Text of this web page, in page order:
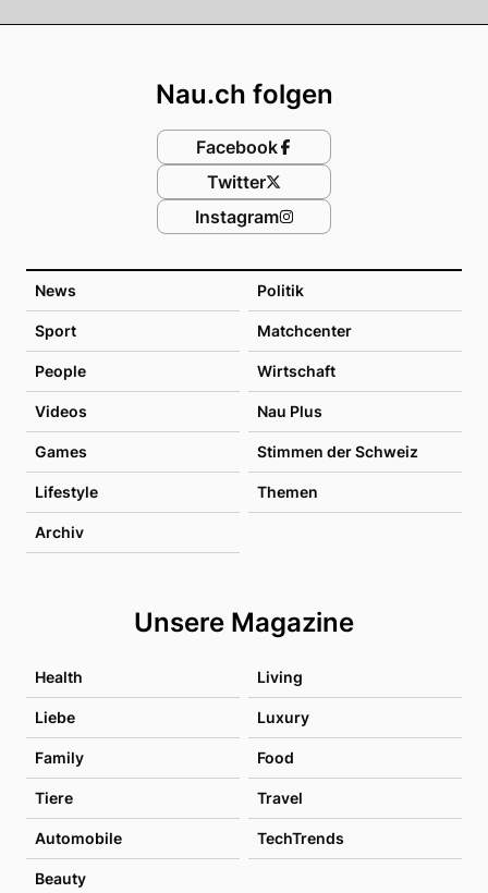
News Politik
Sport Matchcenter
People Wirtschaft
Videos Nau Plus
Games Stimmen der Schweiz
Lifestyle Themen
Archiv
Unsere Magazine
Health Living
Liebe Luxury
Family Food
Tiere Travel
Automobile TechTrends
Beauty
Nau.ch folgen
Facebook
Twitter
Instagram